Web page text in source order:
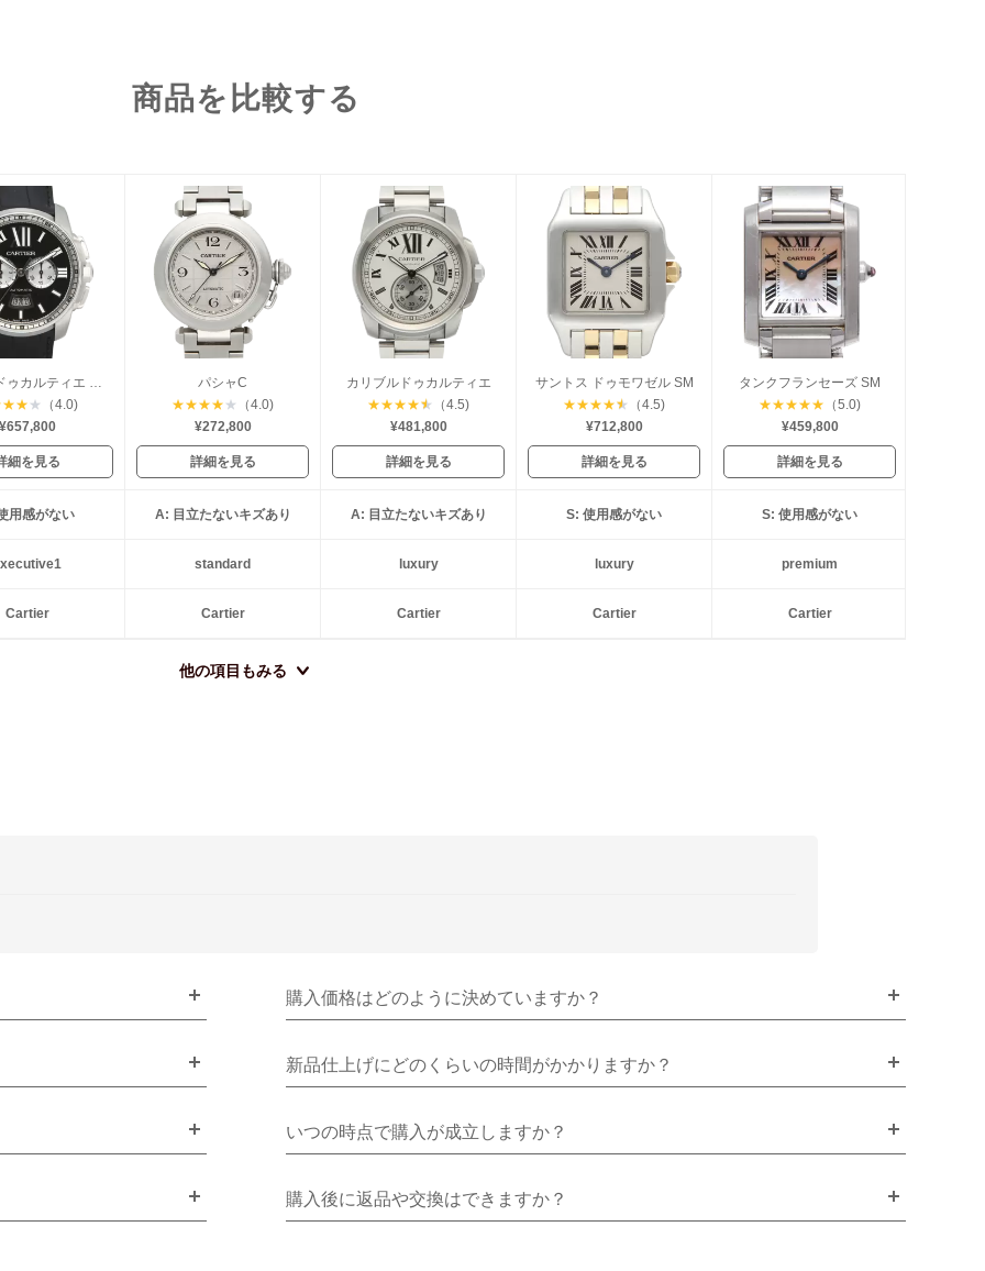
商品を比較する
カリブルドゥカルティエ クロノグラフ
★★ ★
（4.0)
細を見る
パシャC
★★★★ ★
（4.0)
¥272,800
詳細を見る
カリブルドゥカルティエ
★★★★★
（4.5)
¥481,800
詳細を見る
サントス ドゥモワゼル SM
★★★★★
（4.5)
¥712,800
詳細を見る
タンクフランセーズ SM
★★★★★ （5.0)
¥459,800
詳細を見る
用感がない A: 目立たないキズあり A: 目立たないキズあり S: 使用感がない S: 使用感がない
standard luxury luxury premium
Cartier Cartier Cartier Cartier Cartier
他の項目もみる
購入価格はどのように決めていますか？
新品仕上げにどのくらいの時間がかかりますか？
いつの時点で購入が成立しますか？
購入後に返品や交換はできますか？